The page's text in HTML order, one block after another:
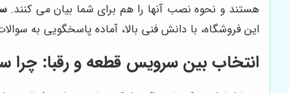
هستند و نحوه نصب آنها را هم برای شما بیان می کنند.
این فروشگاه، با دانش فنی بالا، آماده پاسخگویی به
انتخاب بین سرویس قطعه و رقبا: